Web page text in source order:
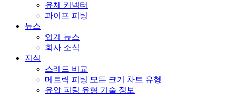
유체 커넥터
파이프 피팅
뉴스
업계 뉴스
회사 소식
지식
스레드 비교
메트릭 피팅 모든 크기 차트 유형
유압 피팅 유형 기술 정보